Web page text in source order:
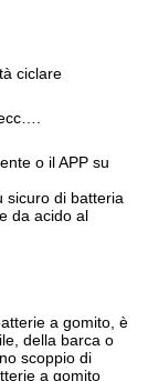
ciclare
o il APP su
sicuro di batteria
da acido al
a gomito, è
della barca o
scoppio di
a gomito